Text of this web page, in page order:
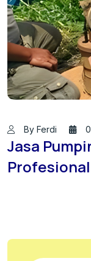
By Ferdi
Jasa